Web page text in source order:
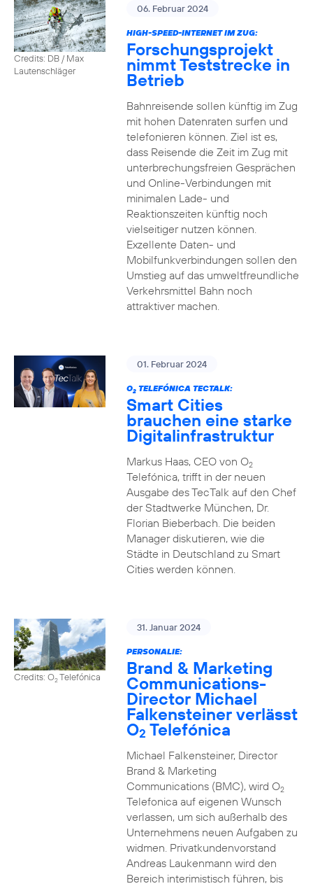
Credits: DB / Max
Lautenschläger
06. Februar 2024
HIGH-SPEED-INTERNET IM ZUG:
Forschungsprojekt
nimmt Teststrecke in
Betrieb
Bahnreisende sollen künftig im Zug
mit hohen Datenraten surfen und
telefonieren können. Ziel ist es,
dass Reisende die Zeit im Zug mit
unterbrechungsfreien Gesprächen
und Online-Verbindungen mit
minimalen Lade- und
Reaktionszeiten künftig noch
vielseitiger nutzen können.
Exzellente Daten- und
Mobilfunkverbindungen sollen den
Umstieg auf das umweltfreundliche
Verkehrsmittel Bahn noch
attraktiver machen.
01. Februar 2024
O2TELEFÓNICA TECTALK:
Smart Cities
brauchen eine starke
Digitalinfrastruktur
Markus Haas, CEO von O2
Telefónica, trifft in der neuen
Ausgabe des TecTalk auf den Chef
der Stadtwerke München, Dr.
Florian Bieberbach. Die beiden
Manager diskutieren, wie die
Städte in Deutschland zu Smart
Cities werden können.
Credits: O2Telefónica
31. Januar 2024
PERSONALIE:
Brand & Marketing
Communications-
Director Michael
Falkensteiner verlässt
O2 Telefónica
Michael Falkensteiner, Director
Brand & Marketing
Communications (BMC), wird O2
Telefonica auf eigenen Wunsch
verlassen, um sich außerhalb des
Unternehmens neuen Aufgaben zu
widmen. Privatkundenvorstand
Andreas Laukenmann wird den
Bereich interimistisch führen, bis